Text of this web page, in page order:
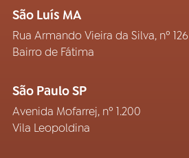
São Luís MA
Rua Armando Vieira da Silva, nº 126
Bairro de Fátima
São Paulo SP
Avenida Mofarrej, nº 1.200
Vila Leopoldina